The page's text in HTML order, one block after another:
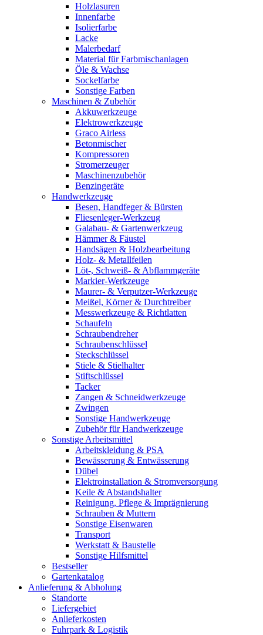
Holzlasuren
Innenfarbe
Isolierfarbe
Lacke
Malerbedarf
Material für Farbmischanlagen
Öle & Wachse
Sockelfarbe
Sonstige Farben
Maschinen & Zubehör
Akkuwerkzeuge
Elektrowerkzeuge
Graco Airless
Betonmischer
Kompressoren
Stromerzeuger
Maschinenzubehör
Benzingeräte
Handwerkzeuge
Besen, Handfeger & Bürsten
Fliesenleger-Werkzeug
Galabau- & Gartenwerkzeug
Hämmer & Fäustel
Handsägen & Holzbearbeitung
Holz- & Metallfeilen
Löt-, Schweiß- & Abflammgeräte
Markier-Werkzeuge
Maurer- & Verputzer-Werkzeuge
Meißel, Körner & Durchtreiber
Messwerkzeuge & Richtlatten
Schaufeln
Schraubendreher
Schraubenschlüssel
Steckschlüssel
Stiele & Stielhalter
Stiftschlüssel
Tacker
Zangen & Schneidwerkzeuge
Zwingen
Sonstige Handwerkzeuge
Zubehör für Handwerkzeuge
Sonstige Arbeitsmittel
Arbeitskleidung & PSA
Bewässerung & Entwässerung
Dübel
Elektroinstallation & Stromversorgung
Keile & Abstandshalter
Reinigung, Pflege & Imprägnierung
Schrauben & Muttern
Sonstige Eisenwaren
Transport
Werkstatt & Baustelle
Sonstige Hilfsmittel
Bestseller
Gartenkatalog
Anlieferung & Abholung
Standorte
Liefergebiet
Anlieferkosten
Fuhrpark & Logistik